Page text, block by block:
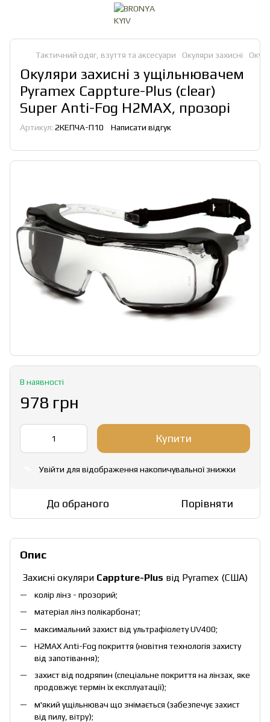
Тактичний одяг, взуття та аксесуари Окуляри захисні
Окуляри захисні з ущільнювачем
Pyramex Cappture-Plus (clear)
Super Anti-Fog H2MAX, прозорі
Артикул: 2КЕПЧА-П10 Написати відгук
В наявності
978 грн
Купити
Увійти для відображення накопичувальної знижки
До обраного Порівняти
Опис
Захисні окуляри Cappture-Plus від Pyramex (США)
колір лінз - прозорий;
матеріал лінз полікарбонат;
максимальний захист від ультрафіолету UV400;
H2MAX Anti-Fog покриття (новітня технологія захисту
від запотівання);
захист від подряпин (спеціальне покриття на лінзах, яке
продовжує термін їх експлуатації);
м'який ущільнювач що знімається (забезпечує захист
від пилу, вітру);